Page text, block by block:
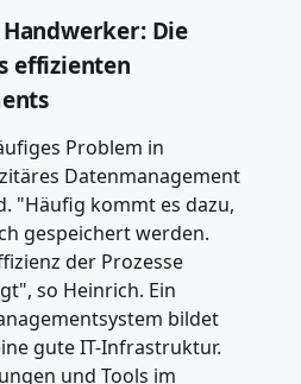
Die
effizienten
Problem in
Datenmanagement
"Häufig kommt es dazu,
gespeichert werden.
der Prozesse
so Heinrich. Ein
bildet
gute IT-Infrastruktur.
und Tools im